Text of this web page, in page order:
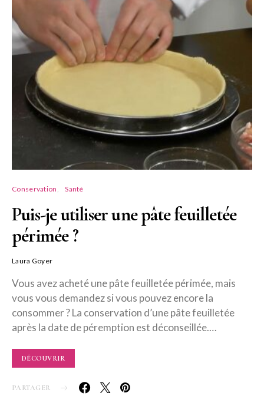
Conservation Santé
Puis-je utiliser une pâte feuilletée
périmée ?
Laura Goyer
Vous avez acheté une pâte feuilletée périmée, mais
vous vous demandez si vous pouvez encore la
consommer ? La conservation d’une pâte feuilletée
après la date de péremption est déconseillée.…
DÉCOUVRIR
PARTAGER